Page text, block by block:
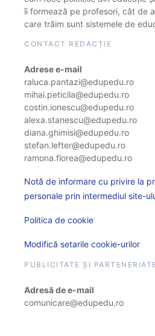
îi formează pe profesori, cât de
care trăim sunt sistemele de
CONTACT REDACȚIE
Adrese e-mail
raluca.pantazi@edupedu.ro
mihai.peticila@edupedu.ro
costin.ionescu@edupedu.ro
alexa.stanescu@edupedu.ro
diana.ghimisi@edupedu.ro
stefan.lefter@edupedu.ro
ramona.florea@edupedu.ro
Notă de informare cu privire la
personale prin intermediul site-
Politica de cookie
Modifică setarile cookie-urilor
PUBLICITATE ȘI
Adresă de e-mail
comunicare@edupedu.ro